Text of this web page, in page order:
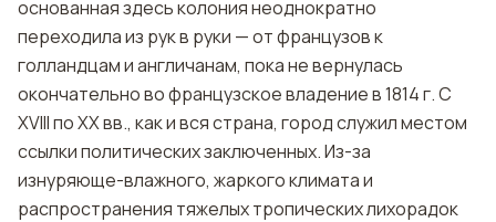
основанная здесь колония неоднократно
переходила из рук в руки — от французов к
голландцам и англичанам, пока не вернулась
окончательно во французское владение в 1814 г. С
XVIII по XX вв., как и вся страна, город служил местом
ссылки политических заключенных. Из-за
изнуряюще-влажного, жаркого климата и
распространения тяжелых тропических лихорадок